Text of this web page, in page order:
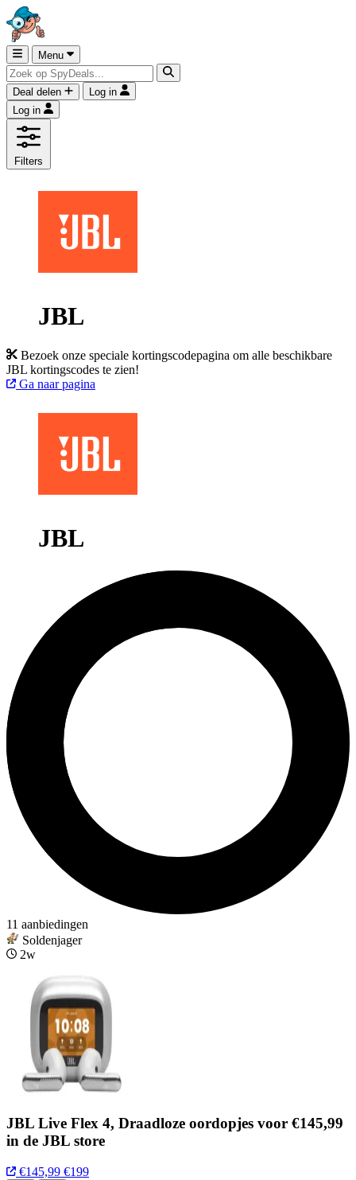
Menu
Deal delen
Log in
Log in
Filters
JBL
Bezoek onze speciale kortingscodepagina om alle beschikbare
JBL kortingscodes te zien!
Ga naar pagina
JBL
11 aanbiedingen
Soldenjager
2w
JBL Live Flex 4, Draadloze oordopjes voor €145,99
in de JBL store
€145,99 €199